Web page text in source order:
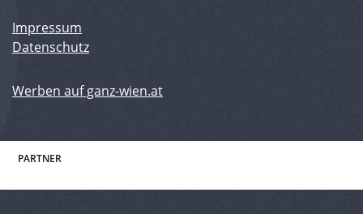
Impressum
Datenschutz
Werben auf ganz-wien.at
PARTNER